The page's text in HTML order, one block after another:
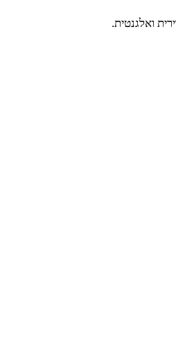
ואלגנטית.